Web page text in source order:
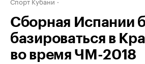
Сборная Испании
базироваться в
во время ЧМ-2018